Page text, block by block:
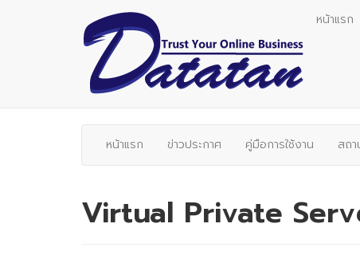
หน้าแรก
หน้าแรก ข่าวประกาศ คู่มือการใช้งาน สถา
Virtual Private